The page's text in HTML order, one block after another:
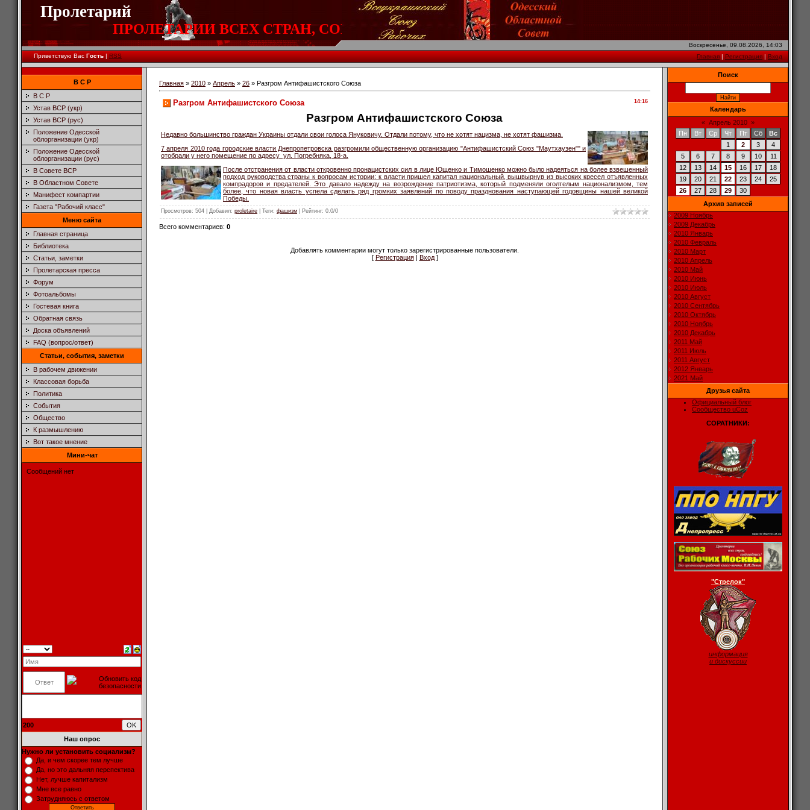
Пролетарий
ПРОЛЕТАРИИ ВСЕХ СТРАН, СОЕДИНЯЙТЕСЬ!
Воскресенье, 09.08.2026, 14:03
Приветствую Вас Гость|RSS Главная|Регистрация|Вход
В С Р
В С Р
Устав ВСР (укр)
Устав ВСР (рус)
Положение Одесской
облорганизации (укр)
Положение Одесской
облорганизации (рус)
В Совете ВСР
В Областном Совете
Манифест компартии
Газета "Рабочий класс"
Меню сайта
Главная страница
Библиотека
Статьи, заметки
Пролетарская пресса
Форум
Фотоальбомы
Гостевая книга
Обратная связь
Доска объявлений
FAQ (вопрос/ответ)
Статьи, события, заметки
В рабочем движении
Классовая борьба
Политика
События
Общество
К размышлению
Вот такое мнение
Мини-чат
200
Наш опрос
Нужно ли установить социализм?
Да, и чем скорее тем лучше
Да, но это дальняя перспектива
Нет, лучше капитализм
Мне все равно
Затрудняюсь с ответом
Главная » 2010 » Апрель » 26 » Разгром Антифашистского Союза
14:16
Разгром Антифашистского Союза
Разгром Антифашистского Союза
Недавно большинство граждан Украины отдали свои голоса Януковичу. Отдали потому, что не хотят нацизма, не хотят фашизма.
7 апреля 2010 года городские власти Днепропетровска разгромили общественную организацию "Антифашистский Союз "Маутхаузен"" и
отобрали у него помещение по адресу ул. Погребняка, 18-а.
После отстранения от власти откровенно пронацистских сил в лице Ющенко и Тимошенко можно было надеяться на более взвешенный
подход руководства страны к вопросам истории: к власти пришел капитал национальный, вышвырнув из высоких кресел отъявленных
компрадоров и предателей. Это давало надежду на возрождение патриотизма, который подменяли оголтелым национализмом, тем
более, что новая власть успела сделать ряд громких заявлений по поводу празднования наступающей годовщины нашей великой
Победы.
Просмотров: 504 | Добавил: proletaire Теги: фашизм Рейтинг: 0.0/0
Всего комментариев: 0
Добавлять комментарии могут только зарегистрированные пользователи.
[ Регистрация| Вход]
Поиск
Календарь
« Апрель 2010 »
Пн
Вт Ср Чт Пт Сб
Вс
1
2 3
4
5
6 7 8 9 10
11
12
13 14 15 16 17
18
19
20 21 22 23 24
25
26
27 28 29
30
Архив записей
2009 Ноябрь
2009 Декабрь
2010 Январь
2010 Февраль
2010 Март
2010 Апрель
2010 Май
2010 Июнь
2010 Июль
2010 Август
2010 Сентябрь
2010 Октябрь
2010 Ноябрь
2010 Декабрь
2011 Май
2011 Июль
2011 Август
2012 Январь
2021 Май
Друзья сайта
Официальный блог
Сообщество uCoz
СОРАТНИКИ:
"Стрелок"
информация
и дискуссии